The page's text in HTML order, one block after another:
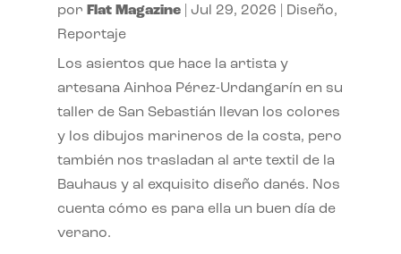
por Flat Magazine| Jul 29, 2026 Diseño,
Reportaje
Los asientos que hace la artista y
artesana Ainhoa Pérez-Urdangarín en su
taller de San Sebastián llevan los colores
y los dibujos marineros de la costa, pero
también nos trasladan al arte textil de la
Bauhaus y al exquisito diseño danés. Nos
cuenta cómo es para ella un buen día de
verano.